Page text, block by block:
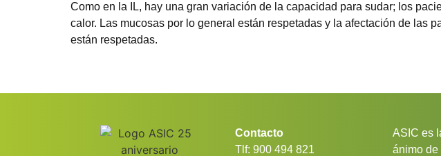
Como en la IL, hay una gran variación de la capacidad para sudar; los
calor. Las mucosas por lo general están respetadas y la afectación de las
están respetadas.
Contacto
Tlf: 900 494 821
ASIC es
ánimo de